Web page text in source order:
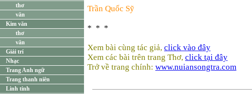
thơ
văn
Kim văn
thơ
văn
Giải trí
Nhạc
Trang Anh ngữ
Trang thanh niên
Linh tinh
Trần Quốc Sỹ
* * *
Xem bài cùng tác giả, click vào đây
Xem các bài trên trang Thơ, click tại đây
Trở về trang chính: www.nuiansongtra.com